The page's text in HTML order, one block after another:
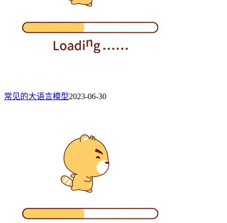
常见的大语言模型2023-06-30